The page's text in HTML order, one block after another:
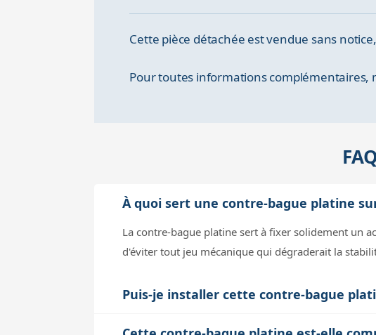
Cette pièce détachée est vendue sans
Pour toutes informations complémentaires,
À quoi sert une contre-bague platine
La contre-bague platine sert à fixer solidement un
d'éviter tout jeu mécanique qui dégraderait la
Puis-je installer cette contre-bague